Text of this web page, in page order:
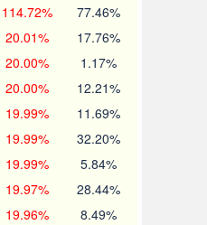
114.72% 77.46%
20.01% 17.76%
20.00% 1.17%
20.00% 12.21%
19.99% 11.69%
19.99% 32.20%
19.99% 5.84%
19.97% 28.44%
19.96% 8.49%